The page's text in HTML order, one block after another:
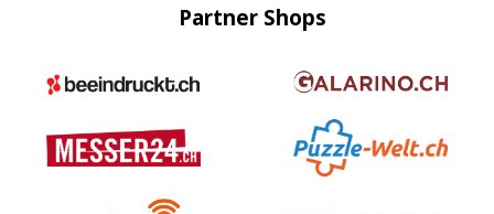
Partner Shops